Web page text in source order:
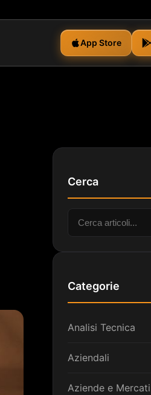
App Store
Cerca
Cerca:
Categorie
Analisi Tecnica
Aziendali
Aziende e Mercati